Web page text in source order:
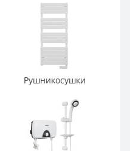
Рушникосушки